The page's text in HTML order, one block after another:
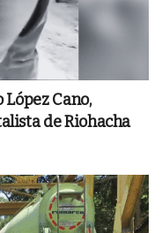
Cano,
de Riohacha